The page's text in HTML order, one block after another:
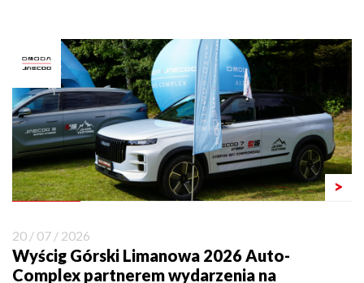
>
20 / 07 / 2026
Wyścig Górski Limanowa 2026 Auto-
Complex partnerem wydarzenia na